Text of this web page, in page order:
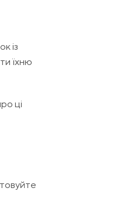
із
їхню
ці